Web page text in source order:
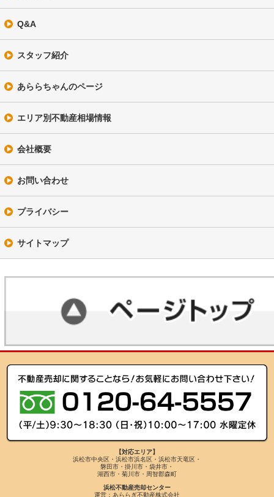
Q&A
スタッフ紹介
あららちゃんのページ
エリア別不動産相場情報
会社概要
お問い合わせ
プライバシー
サイトマップ
【対応エリア】
浜松市中央区・浜松市浜名区・浜松市天竜区・
磐田市・掛川市・袋井市・
湖西市・菊川市・周智郡森町
浜松不動産売却センター
運営：あららぎ不動産株式会社